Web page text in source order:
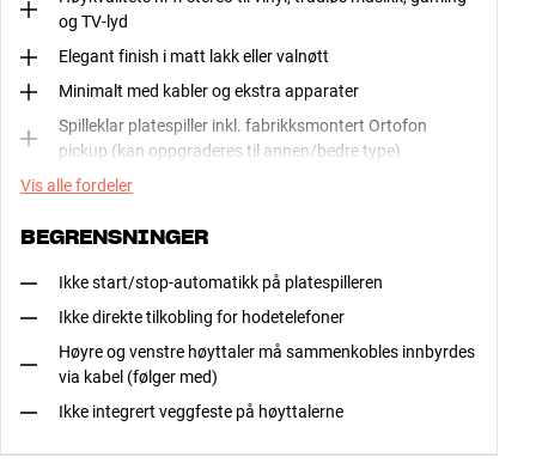
og TV-lyd
Elegant finish i matt lakk eller valnøtt
Minimalt med kabler og ekstra apparater
Spilleklar platespiller inkl. fabrikksmontert Ortofon
pickup (kan oppgraderes til annen/bedre type)
Vis alle fordeler
BEGRENSNINGER
Ikke start/stop-automatikk på platespilleren
Ikke direkte tilkobling for hodetelefoner
Høyre og venstre høyttaler må sammenkobles innbyrdes
via kabel (følger med)
Ikke integrert veggfeste på høyttalerne